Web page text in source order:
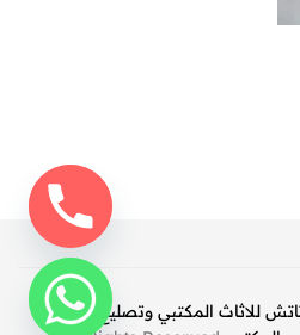
للاثاث المكتبي وتصليح كراسي